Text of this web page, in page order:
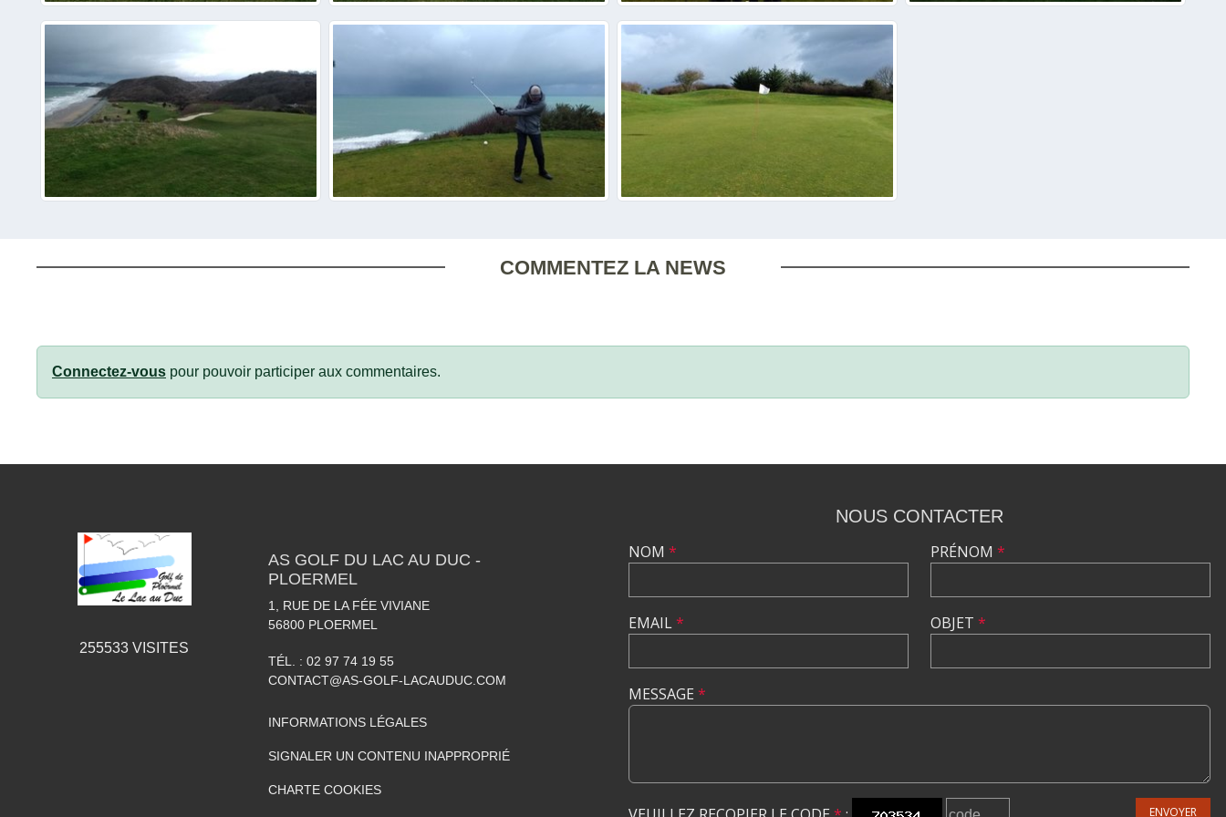
COMMENTEZ LA NEWS
Connectez-vous pour pouvoir participer aux commentaires.
255533 VISITES
AS GOLF DU LAC AU DUC -
PLOERMEL
1, RUE DE LA FÉE VIVIANE
56800 PLOERMEL
TÉL. : 02 97 74 19 55
CONTACT@AS-GOLF-LACAUDUC.COM
INFORMATIONS LÉGALES
SIGNALER UN CONTENU INAPPROPRIÉ
CHARTE COOKIES
NOUS CONTACTER
NOM *
EMAIL*
PRÉNOM *
OBJET *
MESSAGE *
ENVOYER